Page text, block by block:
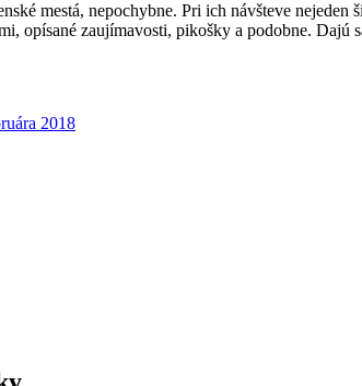
mestá, nepochybne. Pri ich návšteve
opísané zaujímavosti, pikošky a podobne.
2018